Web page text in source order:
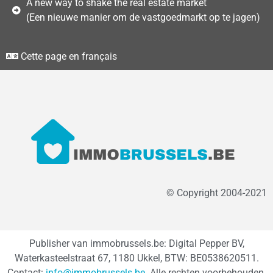
A new way to shake the real estate market
(Een nieuwe manier om de vastgoedmarkt op te jagen)
Cette page en français
© Copyright 2004-2021
Publisher van immobrussels.be: Digital Pepper BV,
Waterkasteelstraat 67, 1180 Ukkel, BTW: BE0538620511.